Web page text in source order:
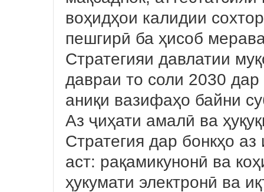
воҳидҳои калидии
пешгирӣ ба ҳисоб
Стратегияи давлатии
давраи то соли 2030
аниқи вазифаҳо байни
Аз ҷиҳати амалӣ ва
Стратегия дар бонкҳо
аст: рақамикунонӣ ва
ҳукумати электронӣ ва